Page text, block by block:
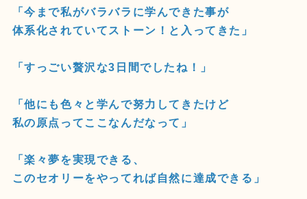
「今まで私がバラバラに学んできた事が
体系化されていてストーン！と入ってきた」
「すっごい贅沢な3日間でしたね！」
「他にも色々と学んで努力してきたけど
私の原点ってここなんだなって」
「楽々夢を実現できる、
このセオリーをやってれば自然に達成できる」